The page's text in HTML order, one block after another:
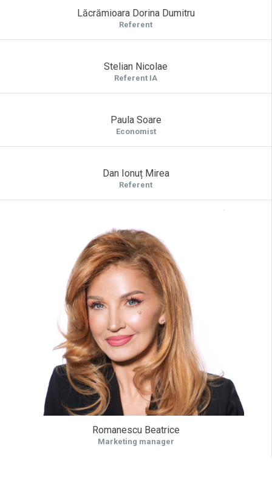
Lăcrămioara Dorina Dumitru
Referent
Stelian Nicolae
Referent IA
Paula Soare
Economist
Dan Ionuț Mirea
Referent
Romanescu Beatrice
Marketing manager